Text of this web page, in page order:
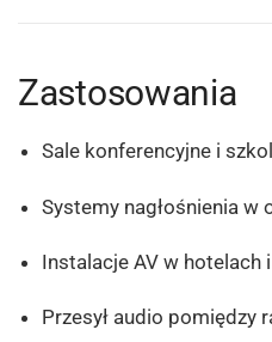
Zastosowania
Sale konferencyjne i
Systemy nagłośnienia w
Instalacje AV w hotelach
Przesył audio pomiędzy